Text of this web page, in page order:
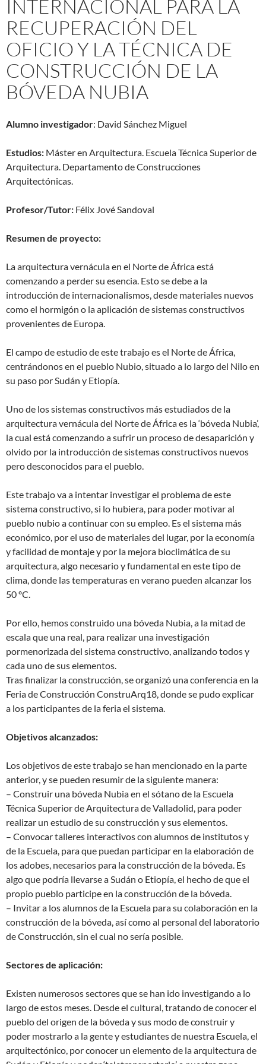
INTERNACIONAL PARA LA
RECUPERACIÓN DEL
OFICIO Y LA TÉCNICA DE
CONSTRUCCIÓN DE LA
BÓVEDA NUBIA
Alumno investigador: David Sánchez Miguel
Estudios: Máster en Arquitectura. Escuela Técnica Superior de
Arquitectura. Departamento de Construcciones
Arquitectónicas.
Profesor/Tutor: Félix Jové Sandoval
Resumen de proyecto:
La arquitectura vernácula en el Norte de África está
comenzando a perder su esencia. Esto se debe a la
introducción de internacionalismos, desde materiales nuevos
como el hormigón o la aplicación de sistemas constructivos
provenientes de Europa.
El campo de estudio de este trabajo es el Norte de África,
centrándonos en el pueblo Nubio, situado a lo largo del Nilo en
su paso por Sudán y Etiopía.
Uno de los sistemas constructivos más estudiados de la
arquitectura vernácula del Norte de África es la ‘bóveda Nubia’,
la cual está comenzando a sufrir un proceso de desaparición y
olvido por la introducción de sistemas constructivos nuevos
pero desconocidos para el pueblo.
Este trabajo va a intentar investigar el problema de este
sistema constructivo, si lo hubiera, para poder motivar al
pueblo nubio a continuar con su empleo. Es el sistema más
económico, por el uso de materiales del lugar, por la economía
y facilidad de montaje y por la mejora bioclimática de su
arquitectura, algo necesario y fundamental en este tipo de
clima, donde las temperaturas en verano pueden alcanzar los
50 ºC.
Por ello, hemos construido una bóveda Nubia, a la mitad de
escala que una real, para realizar una investigación
pormenorizada del sistema constructivo, analizando todos y
cada uno de sus elementos.
Tras finalizar la construcción, se organizó una conferencia en la
Feria de Construcción ConstruArq18, donde se pudo explicar
a los participantes de la feria el sistema.
Objetivos alcanzados:
Los objetivos de este trabajo se han mencionado en la parte
anterior, y se pueden resumir de la siguiente manera:
– Construir una bóveda Nubia en el sótano de la Escuela
Técnica Superior de Arquitectura de Valladolid, para poder
realizar un estudio de su construcción y sus elementos.
– Convocar talleres interactivos con alumnos de institutos y
de la Escuela, para que puedan participar en la elaboración de
los adobes, necesarios para la construcción de la bóveda. Es
algo que podría llevarse a Sudán o Etiopía, el hecho de que el
propio pueblo participe en la construcción de la bóveda.
– Invitar a los alumnos de la Escuela para su colaboración en la
construcción de la bóveda, así como al personal del laboratorio
de Construcción, sin el cual no sería posible.
Sectores de aplicación:
Existen numerosos sectores que se han ido investigando a lo
largo de estos meses. Desde el cultural, tratando de conocer el
pueblo del origen de la bóveda y sus modo de construir y
poder mostrarlo a la gente y estudiantes de nuestra Escuela, el
arquitectónico, por conocer un elemento de la arquitectura de